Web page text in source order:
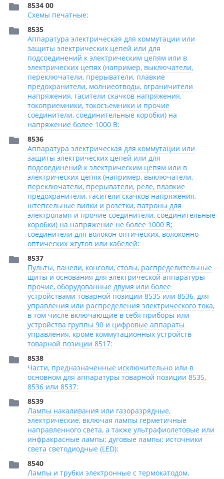
8534 00
Схемы печатные:
8535
Аппаратура электрическая для коммутации или
защиты электрических цепей или для
подсоединений к электрическим цепям или в
электрических цепях (например, выключатели,
переключатели, прерыватели, плавкие
предохранители, молниеотводы, ограничители
напряжения, гасители скачков напряжения,
токоприемники, токосъемники и прочие
соединители, соединительные коробки) на
напряжение более 1000 В:
8536
Аппаратура электрическая для коммутации или
защиты электрических цепей или для
подсоединений к электрическим цепям или в
электрических цепях (например, выключатели,
переключатели, прерыватели, реле, плавкие
предохранители, гасители скачков напряжения,
штепсельные вилки и розетки, патроны для
электроламп и прочие соединители, соединительные
коробки) на напряжение не более 1000 В;
соединители для волокон оптических, волоконно-
оптических жгутов или кабелей:
8537
Пульты, панели, консоли, столы, распределительные
щиты и основания для электрической аппаратуры
прочие, оборудованные двумя или более
устройствами товарной позиции 8535 или 8536, для
управления или распределения электрического тока,
в том числе включающие в себя приборы или
устройства группы 90 и цифровые аппараты
управления, кроме коммутационных устройств
товарной позиции 8517:
8538
Части, предназначенные исключительно или в
основном для аппаратуры товарной позиции 8535,
8536 или 8537:
8539
Лампы накаливания или газоразрядные,
электрические, включая лампы герметичные
направленного света, а также ультрафиолетовые или
инфракрасные лампы; дуговые лампы; источники
света светодиодные (LED):
8540
Лампы и трубки электронные с термокатодом,